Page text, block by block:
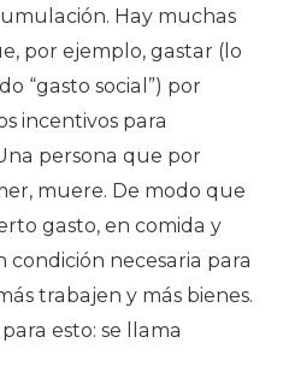
Hay muchas
por ejemplo, gastar (lo
“gasto social”) por
incentivos para
persona que por
muere. De modo que
gasto, en comida y
condición necesaria para
trabajen y más bienes.
esto: se llama